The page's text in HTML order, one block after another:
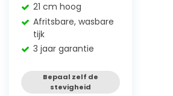
21 cm hoog
Afritsbare, wasbare
tijk
3 jaar garantie
Bepaal zelf de
stevigheid